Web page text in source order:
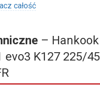
całość
– Hankook
evo3 K127 225/